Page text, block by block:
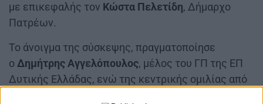
με επικεφαλής τον Κώστα Πελετίδη, Δήμαρχο
Πατρέων.
Το άνοιγμα της σύσκεψης, πραγματοποίησε
οΔημήτρης Αγγελόπουλος, μέλος του ΓΠ της ΕΠ
Δυτικής Ελλάδας, ενώ της κεντρικής ομιλίας από